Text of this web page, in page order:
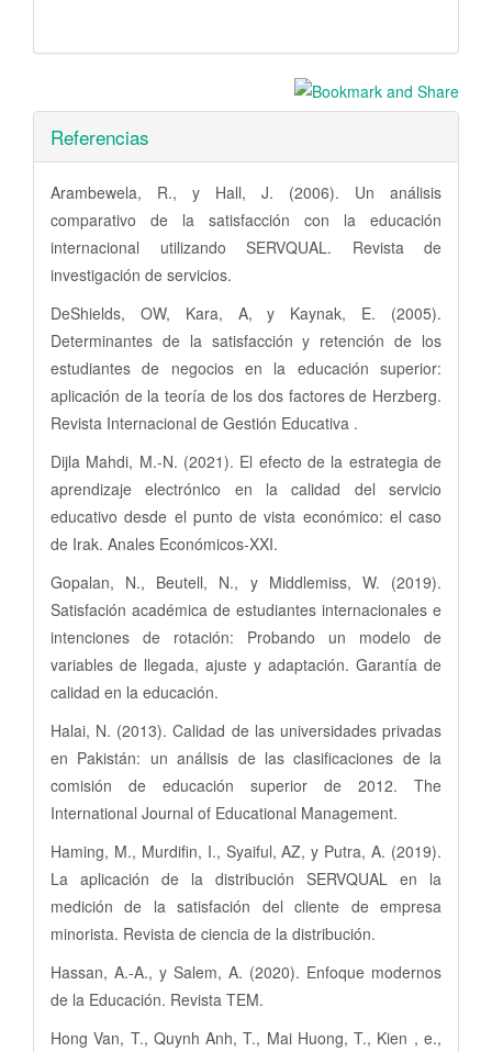
Referencias
Arambewela, R., y Hall, J. (2006). Un análisis
comparativo de la satisfacción con la educación
internacional utilizando SERVQUAL. Revista de
investigación de servicios.
DeShields, OW, Kara, A, y Kaynak, E. (2005).
Determinantes de la satisfacción y retención de los
estudiantes de negocios en la educación superior:
aplicación de la teoría de los dos factores de Herzberg.
Revista Internacional de Gestión Educativa .
Dijla Mahdi, M.-N. (2021). El efecto de la estrategia de
aprendizaje electrónico en la calidad del servicio
educativo desde el punto de vista económico: el caso
de Irak. Anales Económicos-XXI.
Gopalan, N., Beutell, N., y Middlemiss, W. (2019).
Satisfación académica de estudiantes internacionales e
intenciones de rotación: Probando un modelo de
variables de llegada, ajuste y adaptación. Garantía de
calidad en la educación.
Halai, N. (2013). Calidad de las universidades privadas
en Pakistán: un análisis de las clasificaciones de la
comisión de educación superior de 2012. The
International Journal of Educational Management.
Haming, M., Murdifin, I., Syaiful, AZ, y Putra, A. (2019).
La aplicación de la distribución SERVQUAL en la
medición de la satisfación del cliente de empresa
minorista. Revista de ciencia de la distribución.
Hassan, A.-A., y Salem, A. (2020). Enfoque modernos
de la Educación. Revista TEM.
Hong Van, T., Quynh Anh, T., Mai Huong, T., Kien , e.,